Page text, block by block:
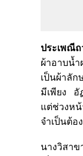
ประเพณีถ
ผ้าอาบน้
เป็นผ้าลั
มีเพียง
แต่ช่วงห
จำเป็นต้
นางวิสา